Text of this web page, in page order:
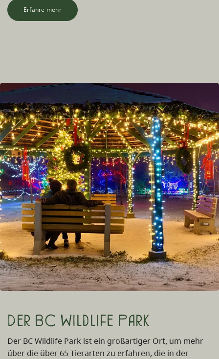
Erfahre mehr
Der BC Wildlife Park
Der BC Wildlife Park ist ein großartiger Ort, um mehr
über die über 65 Tierarten zu erfahren, die in der